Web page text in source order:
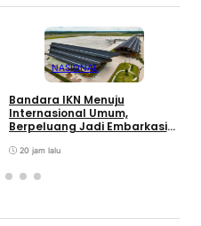
NASIONAL
Bandara IKN Menuju
Internasional Umum,
Berpeluang Jadi Embarkasi
20 jam lalu